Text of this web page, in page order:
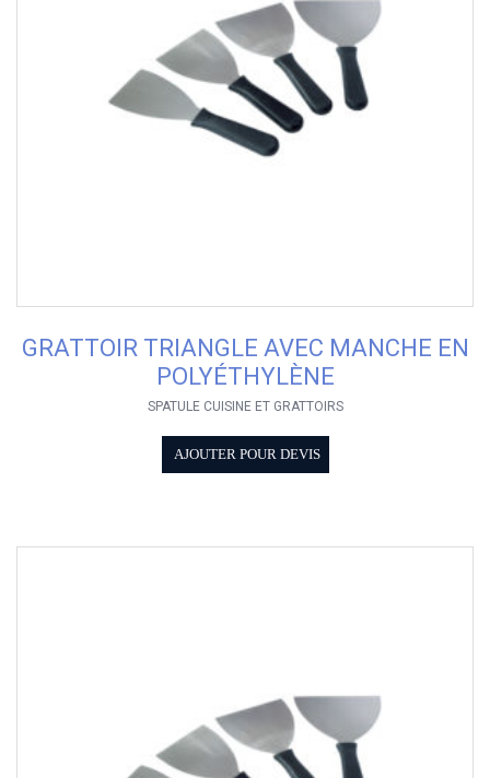
GRATTOIR TRIANGLE AVEC MANCHE EN
POLYÉTHYLÈNE
SPATULE CUISINE ET GRATTOIRS
AJOUTER POUR DEVIS